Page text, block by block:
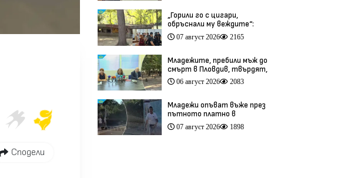
Сподели
„Горили го с цигари,
обръснали му веждите“:
Побойниците от Пловдив
остават в ареста (видео)
07 август 2026 2165
Младежите, пребили мъж до
смърт в Пловдив, твърдят,
че са „ловци на педофили”
(видео)
06 август 2026 2083
Младежи опъват въже през
пътното платно в
столичния квартал „Обеля“
(видео)
07 август 2026 1898